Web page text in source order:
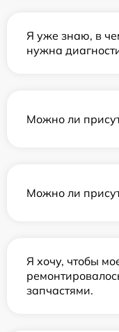
Я уже знаю, в
нужна
Можно ли
Можно ли
Я хочу, чтобы
запчастями.